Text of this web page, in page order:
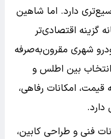
دارد. اما شاهین
اقتصادی‌تر
شهری مقرون‌به‌صرفه
انتخاب بین اطلس و
امکانات رفاهی،
فنی و طراحی کابین،